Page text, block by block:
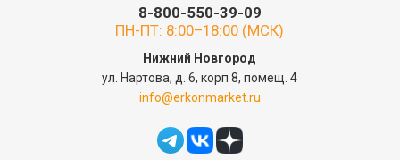
8-800-550-39-09
ПН-ПТ: 8:00–18:00 (МСК)
Нижний Новгород
ул. Нартова, д. 6, корп 8, помещ. 4
info@erkonmarket.ru